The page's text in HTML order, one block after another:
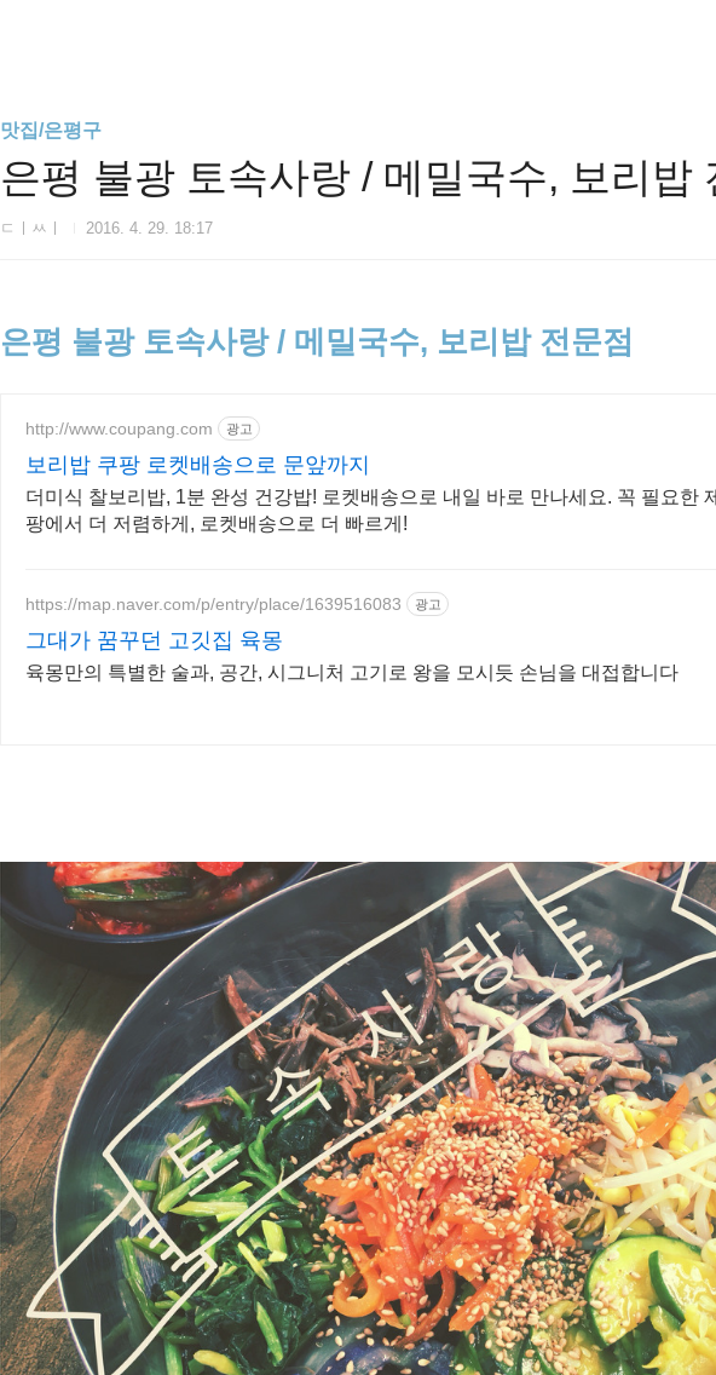
맛집/은평구
은평 불광 토속사랑 / 메밀국수, 보리밥
ㄷㅣㅆㅣ 2016. 4. 29. 18:17
은평 불광 토속사랑 / 메밀국수, 보리밥 전문점
http://www.coupang.com 광고
보리밥 쿠팡 로켓배송으로 문앞까지
더미식 찰보리밥, 1분 완성 건강밥! 로켓배송으로 내일 바로 만나세요. 꼭 필요한
팡에서 더 저렴하게, 로켓배송으로 더 빠르게!
https://map.naver.com/p/entry/place/1639516083 광고
그대가 꿈꾸던 고깃집 육몽
육몽만의 특별한 술과, 공간, 시그니처 고기로 왕을 모시듯 손님을 대접합니다